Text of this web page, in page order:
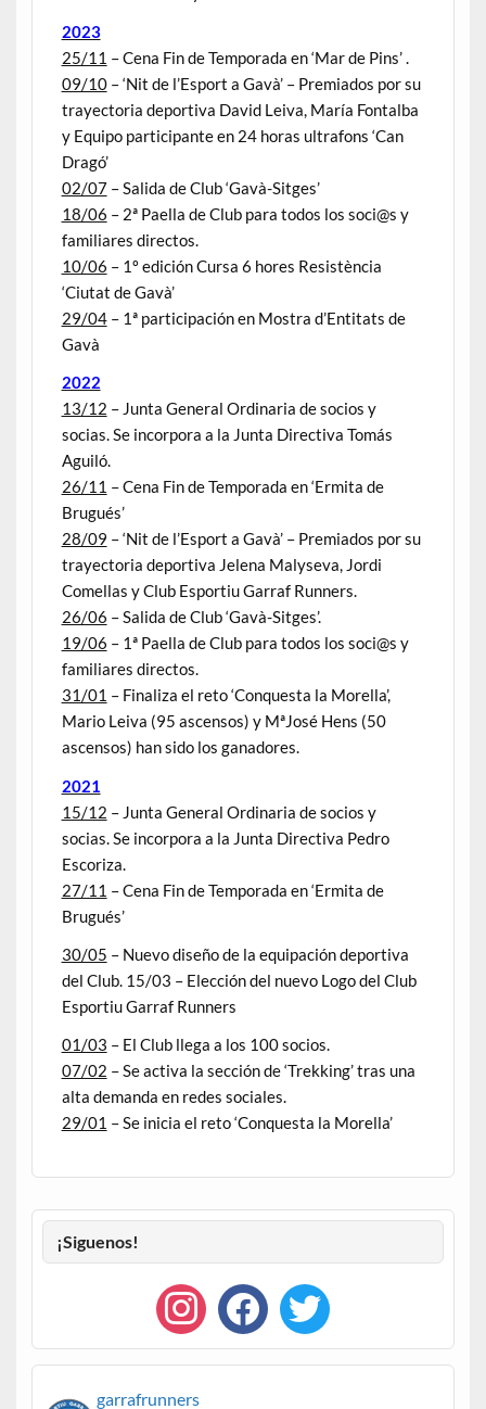
2023
25/11 – Cena Fin de Temporada en ‘Mar de Pins’ .
09/10– ‘Nit de l’Esport a Gavà’ – Premiados por su
trayectoria deportiva David Leiva, María Fontalba
y Equipo participante en 24 horas ultrafons ‘Can
Dragó’
02/07– Salida de Club ‘Gavà-Sitges’
18/06 – 2ª Paella de Club para todos los soci@s y
familiares directos.
10/06 – 1º edición Cursa 6 hores Resistència
‘Ciutat de Gavà’
29/04– 1ª participación en Mostra d’Entitats de
Gavà
2022
13/12 – Junta General Ordinaria de socios y
socias. Se incorpora a la Junta Directiva Tomás
Aguiló.
26/11 – Cena Fin de Temporada en ‘Ermita de
Brugués’
28/09 – ‘Nit de l’Esport a Gavà’ – Premiados por su
trayectoria deportiva Jelena Malyseva, Jordi
Comellas y Club Esportiu Garraf Runners.
26/06 – Salida de Club ‘Gavà-Sitges’.
19/06 – 1ª Paella de Club para todos los soci@s y
familiares directos.
31/01 – Finaliza el reto ‘Conquesta la Morella’,
Mario Leiva (95 ascensos) y MªJosé Hens (50
ascensos) han sido los ganadores.
2021
15/12 – Junta General Ordinaria de socios y
socias. Se incorpora a la Junta Directiva Pedro
Escoriza.
27/11 – Cena Fin de Temporada en ‘Ermita de
Brugués’
30/05 – Nuevo diseño de la equipación deportiva
del Club. 15/03 – Elección del nuevo Logo del Club
Esportiu Garraf Runners
01/03 – El Club llega a los 100 socios.
07/02 – Se activa la sección de ‘Trekking’ tras una
alta demanda en redes sociales.
29/01 – Se inicia el reto ‘Conquesta la Morella’
¡Siguenos!
garrafrunners